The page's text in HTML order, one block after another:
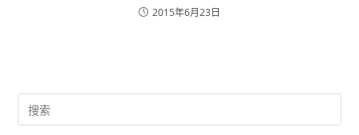
2015年6月23日